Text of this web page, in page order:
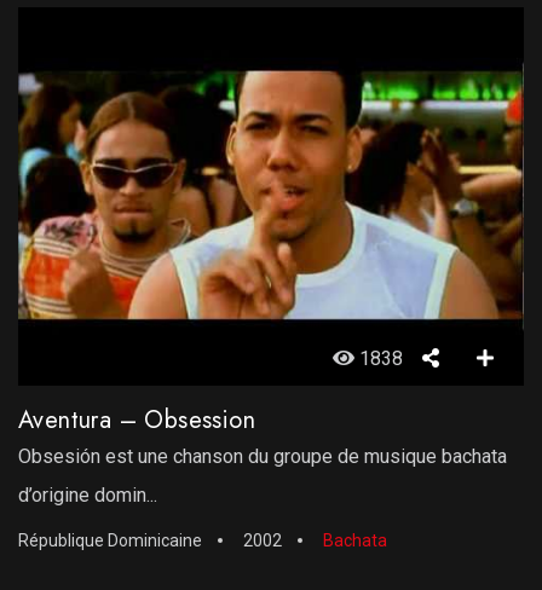
1838
Aventura – Obsession
Obsesión est une chanson du groupe de musique bachata
d’origine domin...
République Dominicaine 2002 Bachata